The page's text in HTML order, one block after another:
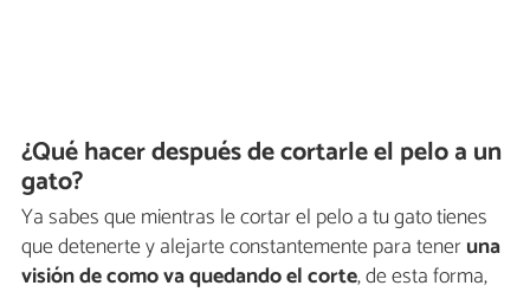
¿Qué hacer después de cortarle el pelo a un
gato?
Ya sabes que mientras le cortar el pelo a tu gato tienes
que detenerte y alejarte constantemente para teneruna
visión de como va quedando el corte, de esta forma,